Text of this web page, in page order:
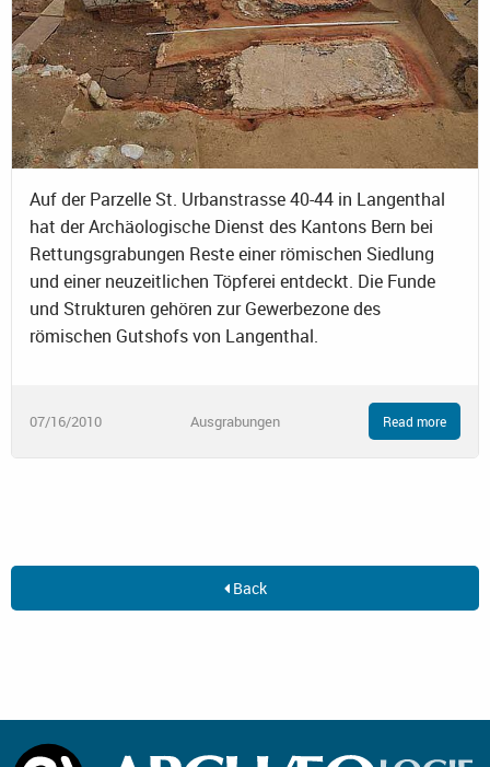
Auf der Parzelle St. Urbanstrasse 40-44 in Langenthal
hat der Archäologische Dienst des Kantons Bern bei
Rettungsgrabungen Reste einer römischen Siedlung
und einer neuzeitlichen Töpferei entdeckt. Die Funde
und Strukturen gehören zur Gewerbezone des
römischen Gutshofs von Langenthal.
07/16/2010 Ausgrabungen Read more
Back